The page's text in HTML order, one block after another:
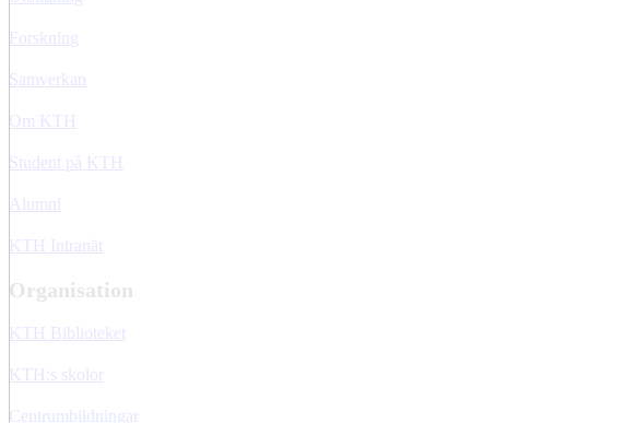
Forskning
Samverkan
Om KTH
Student på KTH
Alumni
KTH Intranät
Organisation
KTH Biblioteket
KTH:s skolor
Centrumbildningar